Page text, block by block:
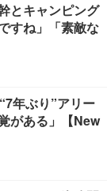
とキャンピング
すね」「素敵な
年ぶり”アリー
がある」【New